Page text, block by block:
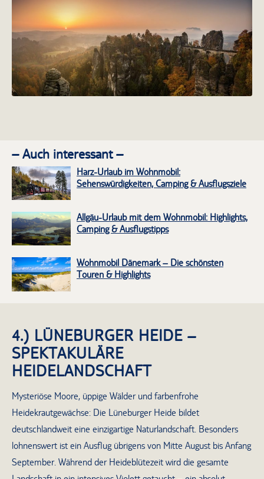
Panoramaausblick im
Elbsandsteingebirge
– Auch interessant –
Harz-Urlaub im Wohnmobil:
Sehenswürdigkeiten, Camping & Ausflugsziele
Allgäu-Urlaub mit dem Wohnmobil: Highlights,
Camping & Ausflugstipps
Wohnmobil Dänemark – Die schönsten
Touren & Highlights
4.) LÜNEBURGER HEIDE –
SPEKTAKULÄRE
HEIDELANDSCHAFT
Mysteriöse Moore, üppige Wälder und farbenfrohe
Heidekrautgewächse: Die Lüneburger Heide bildet
deutschlandweit eine einzigartige Naturlandschaft. Besonders
lohnenswert ist ein Ausflug übrigens von Mitte August bis Anfang
September. Während der Heideblütezeit wird die gesamte